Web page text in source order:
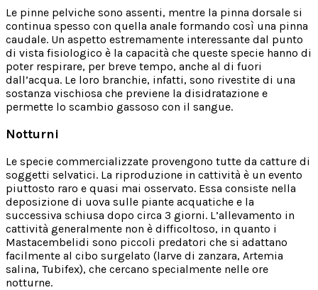
Le pinne pelviche sono assenti, mentre la pinna dorsale si
continua spesso con quella anale formando così una pinna
caudale. Un aspetto estremamente interessante dal punto
di vista fisiologico è la capacità che queste specie hanno di
poter respirare, per breve tempo, anche al di fuori
dall’acqua. Le loro branchie, infatti, sono rivestite di una
sostanza vischiosa che previene la disidratazione e
permette lo scambio gassoso con il sangue.
Notturni
Le specie commercializzate provengono tutte da catture di
soggetti selvatici. La riproduzione in cattività è un evento
piuttosto raro e quasi mai osservato. Essa consiste nella
deposizione di uova sulle piante acquatiche e la
successiva schiusa dopo circa 3 giorni. L’allevamento in
cattività generalmente non è difficoltoso, in quanto i
Mastacembelidi sono piccoli predatori che si adattano
facilmente al cibo surgelato (larve di zanzara, Artemia
salina, Tubifex), che cercano specialmente nelle ore
notturne.